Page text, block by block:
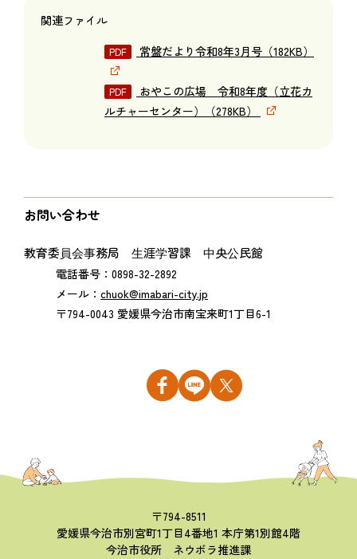
関連ファイル
常盤だより令和8年3月号（182KB）
おやこの広場 令和8年度（立花カ
ルチャーセンター）（278KB）
お問い合わせ
教育委員会事務局 生涯学習課 中央公民館
電話番号：0898-32-2892
メール： chuok@imabari-city.jp
〒794-0043 愛媛県今治市南宝来町1丁目6-1
〒794-8511
愛媛県今治市別宮町1丁目4番地1 本庁第1別館4階
今治市役所 ネウボラ推進課